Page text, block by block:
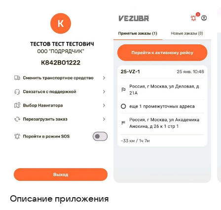
Скриншоты
Описание приложения